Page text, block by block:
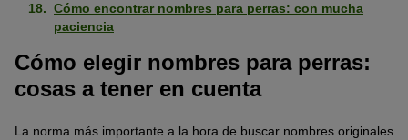
Cómo encontrar nombres para perras: con mucha
paciencia
Cómo elegir nombres para perras:
cosas a tener en cuenta
La norma más importante a la hora de buscar nombres originales